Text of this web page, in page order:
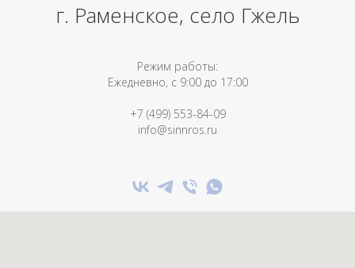
г. Раменское, село Гжель
Режим работы:
Ежедневно, с 9:00 до 17:00
+7 (499) 553-84-09
info@sinnros.ru